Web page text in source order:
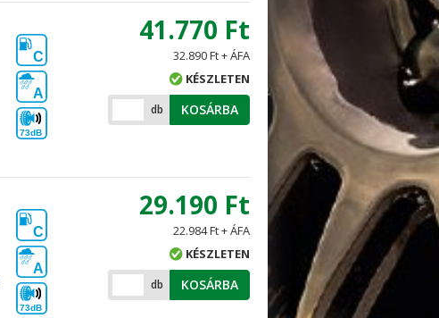
C
A
73dB
41.770 Ft
32.890 Ft + ÁFA
KÉSZLETEN
db KOSÁRBA
C
A
73dB
29.190 Ft
22.984 Ft + ÁFA
KÉSZLETEN
db KOSÁRBA